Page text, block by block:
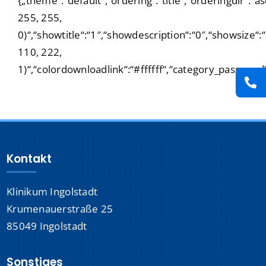
Presse
Kontakt
Suche
255, 255,
110, 222,
Kontakt
Klinikum Ingolstadt
Krumenauerstraße 25
85049 Ingolstadt
Sonstiges